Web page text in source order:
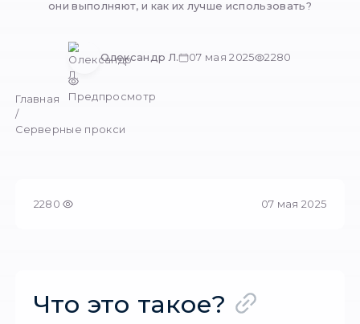
для повышения эффективности работы.
они выполняют, и как их лучше
2280